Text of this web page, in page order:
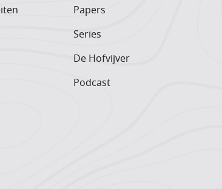
Papers
Series
De Hofvijver
Podcast